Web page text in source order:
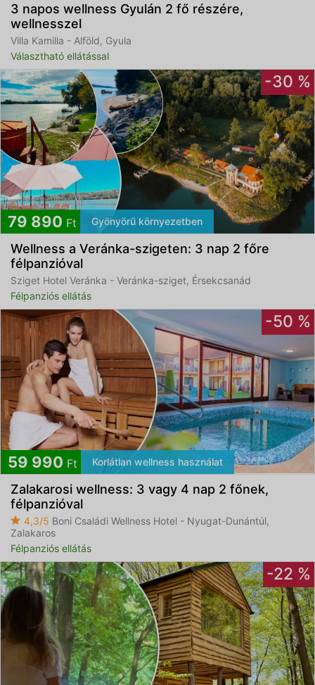
3 napos wellness Gyulán 2 fő részére,
wellnesszel
Villa Kamilla - Alföld, Gyula
Választható ellátással
-30 %
79 890 Ft Gyönyörű környezetben
Wellness a Veránka-szigeten: 3 nap 2 főre
félpanzióval
Sziget Hotel Veránka - Veránka-sziget, Érsekcsanád
Félpanziós ellátás
-50 %
59 990 Ft Korlátlan wellness használat
Zalakarosi wellness: 3 vagy 4 nap 2 főnek,
félpanzióval
4,3/5 Boni Családi Wellness Hotel - Nyugat-Dunántúl,
Zalakaros
Félpanziós ellátás
-22 %